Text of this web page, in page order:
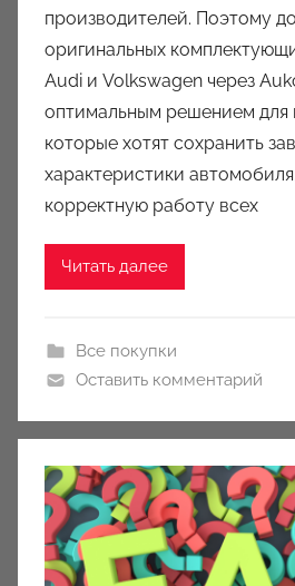
a
u
k
c
производителей. Поэтому
оригинальных
Audi и Volkswagen через
оптимальным решением для
которые хотят сохранить
характеристики
корректную работу всех
Читать далее
Все покупки
Оставить комментарий